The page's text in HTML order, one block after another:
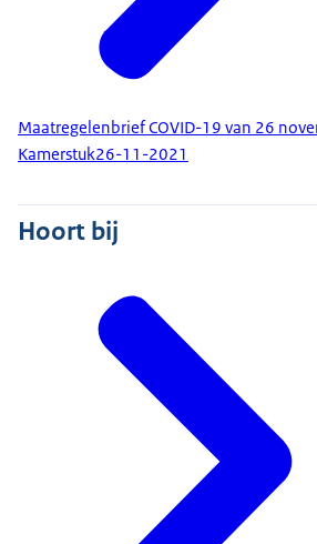
Maatregelenbrief COVID-19 van 26
Kamerstuk26-11-2021
Hoort bij